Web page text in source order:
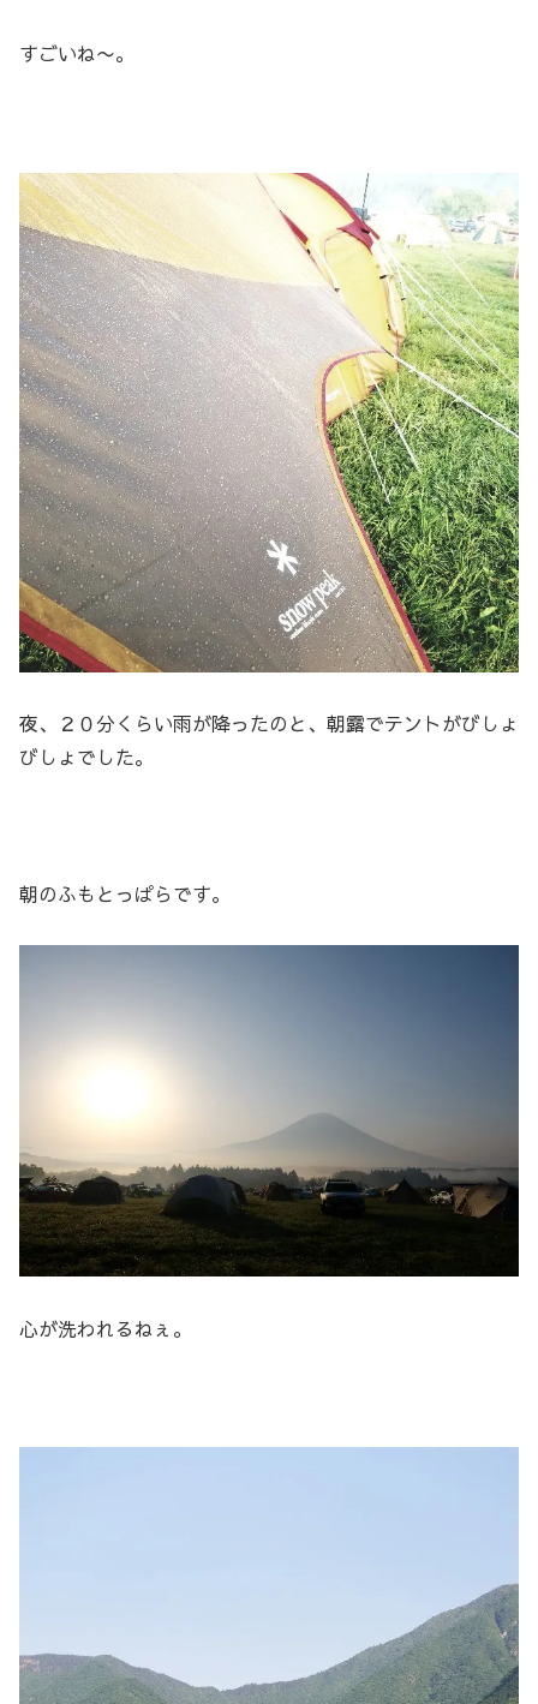
すごいね〜。
夜、２０分くらい雨が降ったのと、朝露でテントがびしょ
びしょでした。
朝のふもとっぱらです。
心が洗われるねぇ。